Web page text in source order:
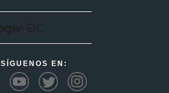
SÍGUENOS EN: